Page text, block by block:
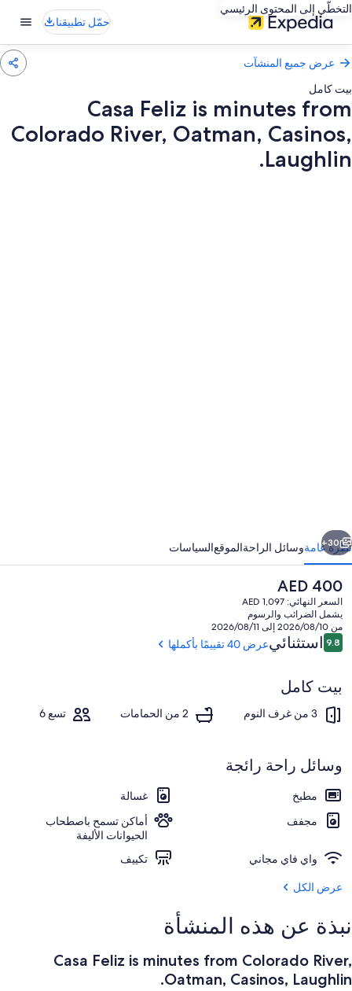
التخطّي إلى المحتوى الرئيسي
حمّل تطبيقنا
عرض جميع المنشآت
بيت كامل
Casa Feliz is minutes from
Colorado River, Oatman, Casinos,
Laughlin.
River,
Oatman,
Casinos,
Laughlin.
كازينو
التالي
30+
نظرة عامةوسائل الراحةالموقعالسياسات
السعر
الحالي
هو
AED
400
AED 400
السعر النهائي: AED 1,097
يشمل الضرائب والرسوم
من 2026/08/10 إلى 2026/08/11
التقييمات
9.89.8 من 10استثنائيعرض 40 تقييمًا بأكملها
بيت كامل
3 من غرف النوم 2 من الحمامات تسع 6
وسائل راحة رائجة
مطبخ
غسالة
مجفف
أماكن تسمح باصطحاب
الحيوانات الأليفة
واي فاي مجاني
تكييف
عرض الكل
نبذة عن هذه المنشأة
Casa Feliz is minutes from Colorado River,
Oatman, Casinos, Laughlin.